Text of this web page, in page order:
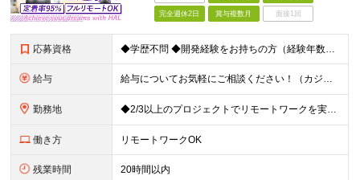
完全週休2日 賞与複数月 面接1回
応募資格 ◆学歴不問 ◆開発経験をお持ちの方（経験年数不問） ＜こんな方は大歓迎！＞ ◎今の収入をもっと増やしたい ◎もっと上流の案件で活躍したい ◎将来のキャリアにつながる案件に携わりたい ◎自分のやりたい
給与 給与についてお気軽にご相談ください！（カジュアル面談可能） 月給35万円～＋各種手当＋賞与2回 ※固定残業代は、時間外労働の有無に関わらず40時間分を87,500円～支給 ※超過分は別途支給 ※試用
勤務地 ◆2/3以上のプロジェクトでリモートワークを実施中！ ≪自社拠点≫ ・東京本社／東京都千代田区丸の内二丁目6番1号 丸の内パークビルディング6階 ・関西支社／⼤阪府⼤阪市中央区安⼟町2-3-13 ⼤
働き方 リモートワークOK
残業時間 20時間以内